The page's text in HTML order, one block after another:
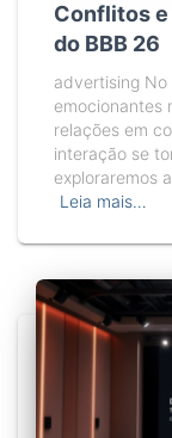
Conflitos e
do BBB 26
advertising No
emocionantes
relações em
interação se
exploraremos
Leia mais…